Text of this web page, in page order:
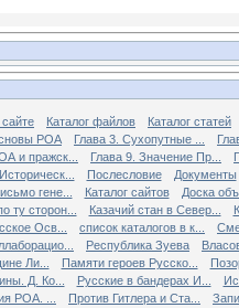
Каталог файлов
Каталог статей
РОА Глава 3. Сухопутные ...
и пражск... Глава 9. Значение Пр...
Послесловие
Документы
гене... Каталог сайтов
Доска
ту сторон... Казачий стан в Север...
Осв... список каталогов в к...
Республика Зуева
Ли... Памяти героев Русско...
Д. Ко... Русские в бандерах И...
РОА. ... Против Гитлера и Ста...